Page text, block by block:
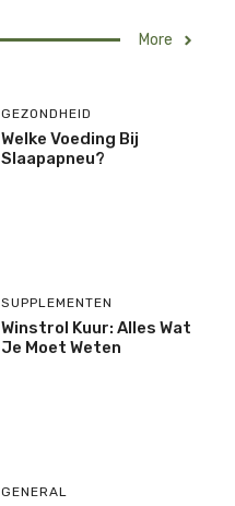
More
GEZONDHEID
Welke Voeding Bij
Slaapapneu?
SUPPLEMENTEN
Winstrol Kuur: Alles Wat
Je Moet Weten
GENERAL